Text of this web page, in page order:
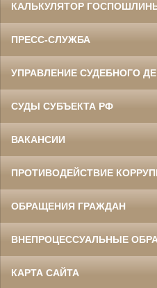
КАЛЬКУЛЯТОР
ПРЕСС-СЛУЖБА
УПРАВЛЕНИЕ СУДЕБНОГО
СУДЫ СУБЪЕКТА РФ
ВАКАНСИИ
ПРОТИВОДЕЙСТВИЕ
ОБРАЩЕНИЯ ГРАЖДАН
ВНЕПРОЦЕССУАЛЬНЫЕ
КАРТА САЙТА